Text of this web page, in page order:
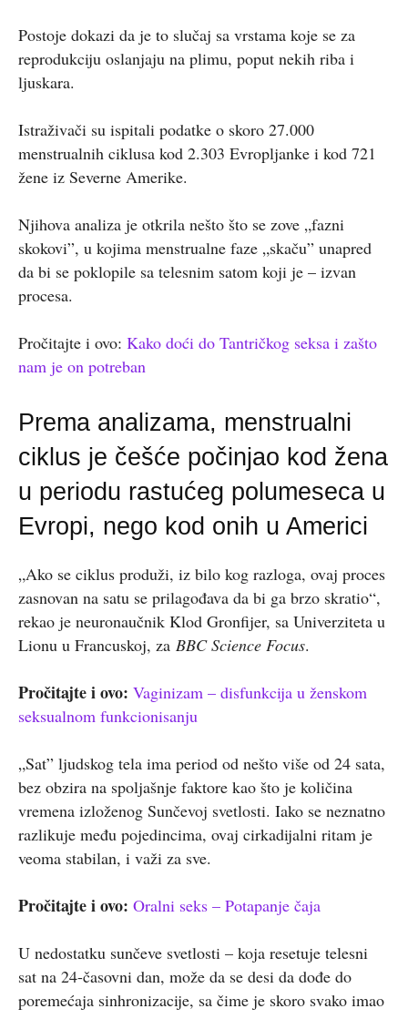
Postoje dokazi da je to slučaj sa vrstama koje se za
reprodukciju oslanjaju na plimu, poput nekih riba i
ljuskara.
Istraživači su ispitali podatke o skoro 27.000
menstrualnih ciklusa kod 2.303 Evropljanke i kod 721
žene iz Severne Amerike.
Njihova analiza je otkrila nešto što se zove „fazni
skokovi”, u kojima menstrualne faze „skaču” unapred
da bi se poklopile sa telesnim satom koji je – izvan
procesa.
Pročitajte i ovo: Kako doći do Tantričkog seksa i zašto
nam je on potreban
Prema analizama, menstrualni
ciklus je češće počinjao kod žena
u periodu rastućeg polumeseca u
Evropi, nego kod onih u Americi
„Ako se ciklus produži, iz bilo kog razloga, ovaj proces
zasnovan na satu se prilagođava da bi ga brzo skratio“,
rekao je neuronaučnik Klod Gronfijer, sa Univerziteta u
Lionu u Francuskoj, za BBC Science Focus.
Pročitajte i ovo: Vaginizam – disfunkcija u ženskom
seksualnom funkcionisanju
„Sat” ljudskog tela ima period od nešto više od 24 sata,
bez obzira na spoljašnje faktore kao što je količina
vremena izloženog Sunčevoj svetlosti. Iako se neznatno
razlikuje među pojedincima, ovaj cirkadijalni ritam je
veoma stabilan, i važi za sve.
Pročitajte i ovo: Oralni seks – Potapanje čaja
U nedostatku sunčeve svetlosti – koja resetuje telesni
sat na 24-časovni dan, može da se desi da dođe do
poremećaja sinhronizacije, sa čime je skoro svako imao